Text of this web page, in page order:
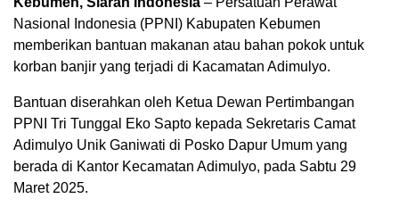
00:00
Nasional Indonesia (PPNI) Kabupaten Kebumen
memberikan bantuan makanan atau bahan pokok untuk
korban banjir yang terjadi di Kacamatan Adimulyo.
Bantuan diserahkan oleh Ketua Dewan Pertimbangan
PPNI Tri Tunggal Eko Sapto kepada Sekretaris Camat
Adimulyo Unik Ganiwati di Posko Dapur Umum yang
berada di Kantor Kecamatan Adimulyo, pada Sabtu 29
Maret 2025.